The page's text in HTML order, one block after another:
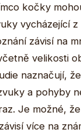
kočky
vycházející
závisí na
velikosti
naznačují,
a pohyby
Je možné,
více na